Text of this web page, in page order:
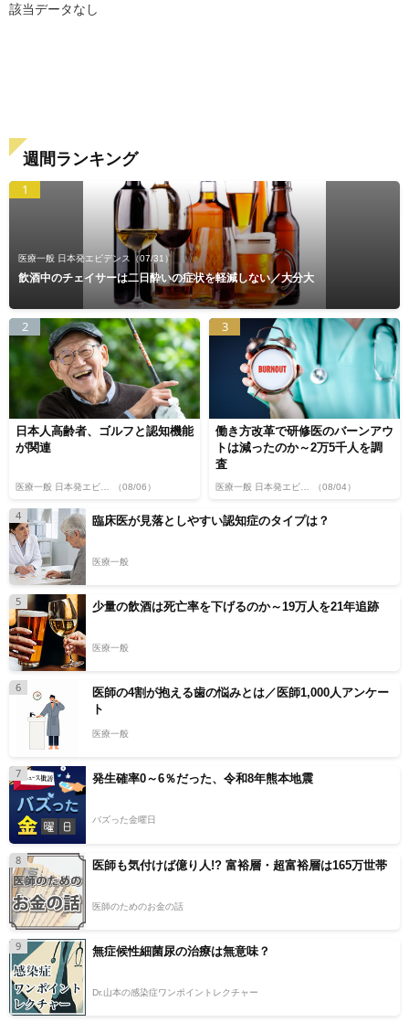
該当データなし
週間ランキング
1
医療一般 日本発エビデンス （07/31）
飲酒中のチェイサーは二日酔いの症状を軽減しない／大分大
2
日本人高齢者、ゴルフと認知機能
が関連
（08/06）
3
働き方改革で研修医のバーンアウ
トは減ったのか～2万5千人を調
査
（08/04）
4 臨床医が見落としやすい認知症のタイプは？
医療一般
5 少量の飲酒は死亡率を下げるのか～19万人を21年追跡
医療一般
6
医師の4割が抱える歯の悩みとは／医師1,000人アンケー
ト
医療一般
7 発生確率0～6％だった、令和8年熊本地震
バズった金曜日
8 医師も気付けば億り人!? 富裕層・超富裕層は165万世帯
医師のためのお金の話
9 無症候性細菌尿の治療は無意味？
Dr.山本の感染症ワンポイントレクチャー